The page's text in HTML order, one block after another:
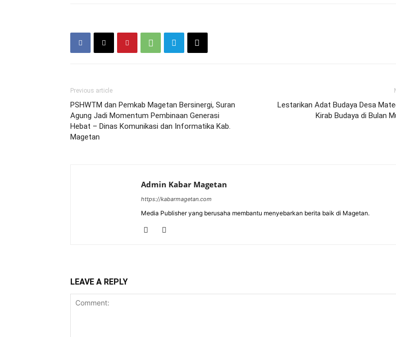
Previous article
PSHWTM dan Pemkab Magetan Bersinergi, Suran
Agung Jadi Momentum Pembinaan Generasi
Hebat – Dinas Komunikasi dan Informatika Kab.
Magetan
Lestarikan Adat Budaya Desa
Kirab Budaya di Bulan
Admin Kabar Magetan
https://kabarmagetan.com
Media Publisher yang berusaha membantu menyebarkan berita baik di Magetan.
LEAVE A REPLY